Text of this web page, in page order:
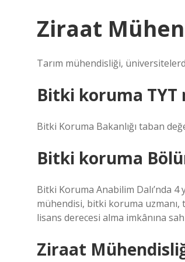
Ziraat
Tarım mühendisliği,
Bitki koruma TYT
Bitki Koruma Bakanlığı taban
Bitki koruma
Bitki Koruma Anabilim Dalı’nda
mühendisi, bitki koruma uzmanı,
lisans derecesi alma imkânına
Ziraat